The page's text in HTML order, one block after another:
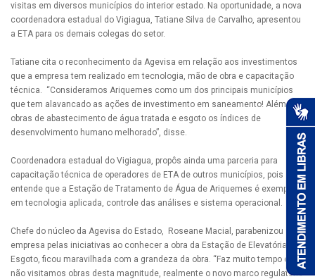
visitas em diversos municípios do interior estado. Na oportunidade, a nova
coordenadora estadual do Vigiagua, Tatiane Silva de Carvalho, apresentou
a ETA para os demais colegas do setor.
Tatiane cita o reconhecimento da Agevisa em relação aos investimentos
que a empresa tem realizado em tecnologia, mão de obra e capacitação
técnica. “Consideramos Ariquemes como um dos principais municípios
que tem alavancado as ações de investimento em saneamento! Além das
obras de abastecimento de água tratada e esgoto os índices de
desenvolvimento humano melhorado”, disse.
Coordenadora estadual do Vigiagua, propôs ainda uma parceria para
capacitação técnica de operadores de ETA de outros municípios, pois
entende que a Estação de Tratamento de Água de Ariquemes é exemplo
em tecnologia aplicada, controle das análises e sistema operacional.
Chefe do núcleo da Agevisa do Estado, Roseane Macial, parabenizou a
empresa pelas iniciativas ao conhecer a obra da Estação de Elevatória de
Esgoto, ficou maravilhada com a grandeza da obra. “Faz muito tempo que
não visitamos obras desta magnitude, realmente o novo marco regulatório